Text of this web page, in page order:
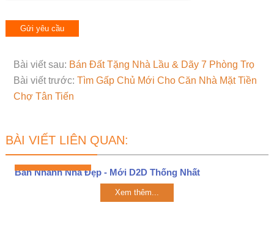
Bài viết sau: Bán Đất Tặng Nhà Lầu & Dãy 7 Phòng Trọ
Bài viết trước: Tìm Gấp Chủ Mới Cho Căn Nhà Mặt Tiền
Chợ Tân Tiến
BÀI VIẾT LIÊN QUAN:
Bán Nhanh Nhà Đẹp - Mới D2D Thống Nhất
Xem thêm...